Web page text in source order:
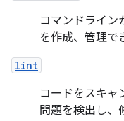
コマンドライン
を作成、管理で
lint
コードをスキャ
問題を検出し、